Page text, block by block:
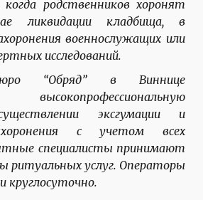
родственников хоронят
ликвидации кладбища, в
военнослужащих или
исследований.
“Обряд” в Виннице
высокопрофессиональную
эксгумации и
с учетом всех
специалисты принимают
ритуальных услуг. Операторы
круглосуточно.